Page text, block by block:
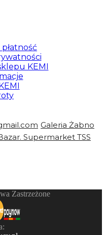
płatność
KEMI
Galeria Żabno
Supermarket TSS
Zastrzeżone